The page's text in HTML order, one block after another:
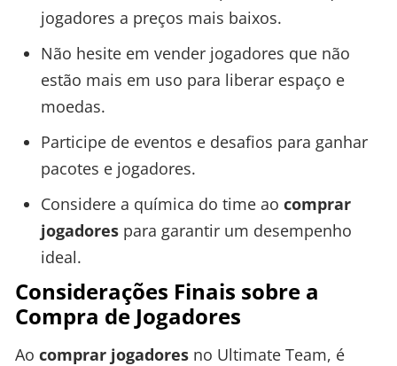
jogadores a preços mais baixos.
Não hesite em vender jogadores que não
estão mais em uso para liberar espaço e
moedas.
Participe de eventos e desafios para ganhar
pacotes e jogadores.
Considere a química do time ao comprar
jogadorespara garantir um desempenho
ideal.
Considerações Finais sobre a
Compra de Jogadores
Ao comprar jogadores no Ultimate Team, é